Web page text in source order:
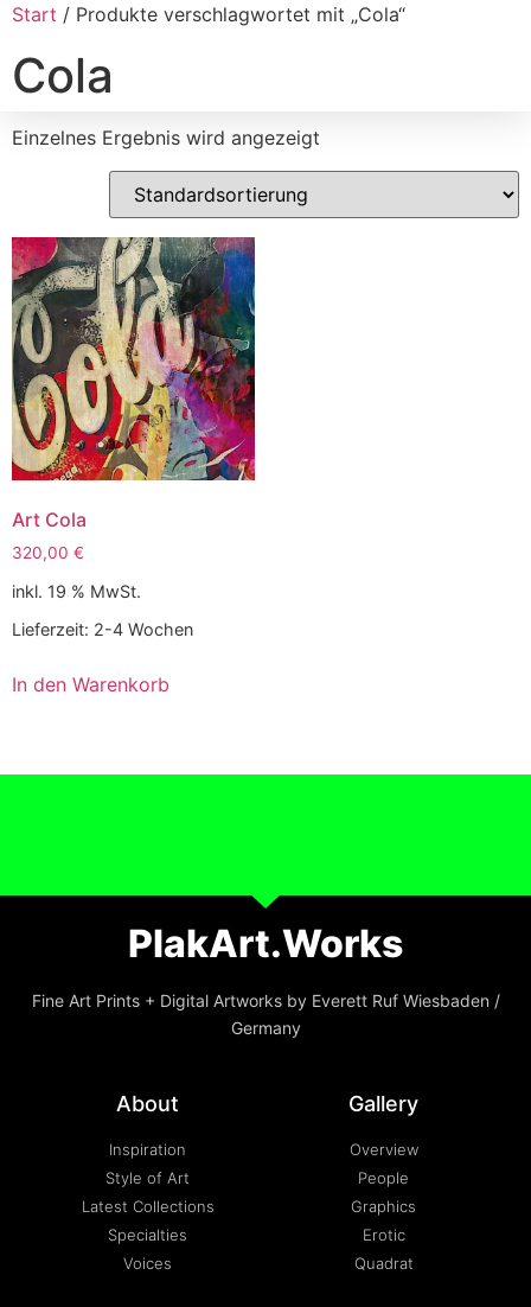
Start / Produkte verschlagwortet mit „Cola“
Cola
Einzelnes Ergebnis wird angezeigt
Art Cola
320,00 €
inkl. 19 % MwSt.
Lieferzeit: 2-4 Wochen
In den Warenkorb
PlakArt.Works
Fine Art Prints + Digital Artworks by Everett Ruf Wiesbaden /
Germany
About
Inspiration
Style of Art
Latest Collections
Specialties
Voices
Gallery
Overview
People
Graphics
Erotic
Quadrat